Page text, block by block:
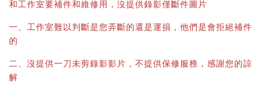
和工作室要補件和維修用，沒提供錄影僅斷件圖片
一、工作室難以判斷是您弄斷的還是運損，他們是會拒絕補件
的
二、沒提供一刀未剪錄影影片，不提供保修服務，感謝您的諒
解